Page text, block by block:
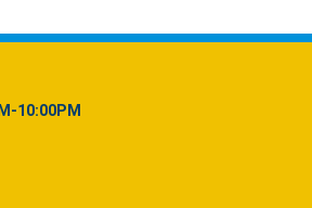
10:00PM